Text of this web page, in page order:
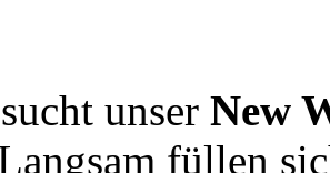
unser New
füllen